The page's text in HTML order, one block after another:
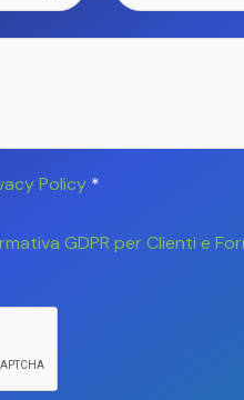
Policy *
GDPR per Clienti e